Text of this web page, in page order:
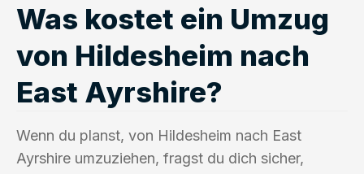
Was kostet ein Umzug
von Hildesheim nach
East Ayrshire?
Wenn du planst, von Hildesheim nach East
Ayrshire umzuziehen, fragst du dich sicher,